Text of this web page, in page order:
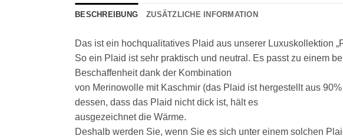
BESCHREIBUNG ZUSÄTZLICHE INFORMATION
Das ist ein hochqualitatives Plaid aus unserer Luxuskollektion
So ein Plaid ist sehr praktisch und neutral. Es passt zu einem
Beschaffenheit dank der Kombination
von Merinowolle mit Kaschmir (das Plaid ist hergestellt aus
dessen, dass das Plaid nicht dick ist, hält es
ausgezeichnet die Wärme.
Deshalb werden Sie, wenn Sie es sich unter einem solchen